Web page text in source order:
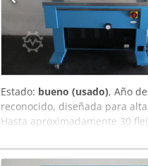
Estado: bueno (usado), Año
reconocido, diseñada para
Hasta aproximadamente 30
850 x 600 mm. - Flejado
Tensión del fleje ajustable. -